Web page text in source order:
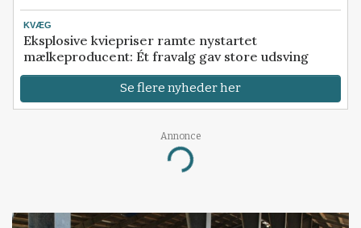
KVÆG
Eksplosive kviepriser ramte nystartet
mælkeproducent: Ét fravalg gav store udsving
Se flere nyheder her
Annonce
Loading...